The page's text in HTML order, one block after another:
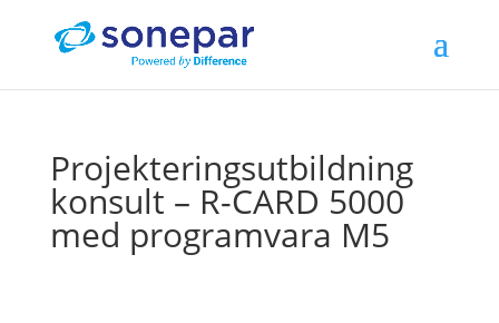
Projekteringsutbildning
konsult – R-CARD 5000
med programvara M5